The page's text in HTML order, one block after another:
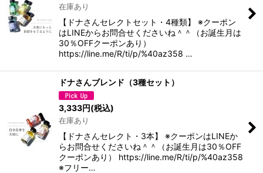
在庫あり
【ドナさんセレクトセット・4種類】 ※クーポン
はLINEからお問合せくださいね＾＾（お誕生月は
30％OFFクーポンあり）
https://line.me/R/ti/p/%40az358 …
ドナさんブレンド（3種セット）
3,333円(税込)
在庫あり
【ドナさんセレクト・3本】 ※クーポンはLINEか
らお問合せくださいね＾＾（お誕生月は30％OFF
クーポンあり） https://line.me/R/ti/p/%40az358
※フリー…